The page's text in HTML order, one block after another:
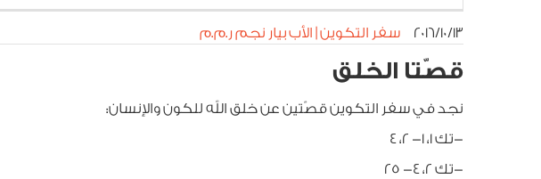
١٣‏/١٠‏/٢٠١٦ سفر التكوين | الأب بيار نجم ر.م.م
قصّتا الخلق
نجد في سفر التكوين قصّتين عن خلق الله للكون والإنسان:
-تك 1، 1- 2، 4
-تك 2، 4- 25